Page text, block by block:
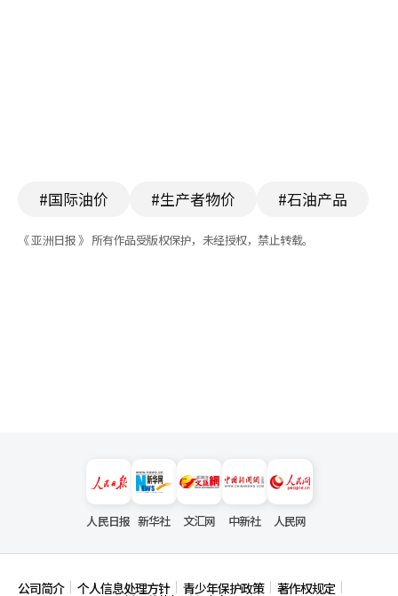
#国际油价 #生产者物价 #石油产品
《 亚洲日报 》 所有作品受版权保护，未经授权，禁止转载。
人民日报 新华社 文汇网 中新社 人民网
公司简介 个人信息处理方针 青少年保护政策 著作权规定